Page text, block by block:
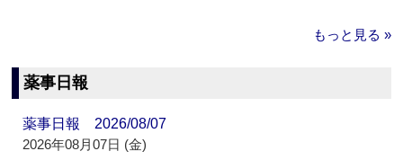
もっと見る »
薬事日報
薬事日報 2026/08/07
2026年08月07日 (金)